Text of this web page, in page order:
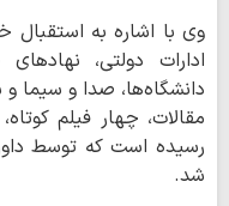
وی با اشاره به استقبال
ادارات دولتی،
دانشگاه‌ها، صدا و سیما
مقالات، چهار فیلم
رسیده است که توسط
شد.